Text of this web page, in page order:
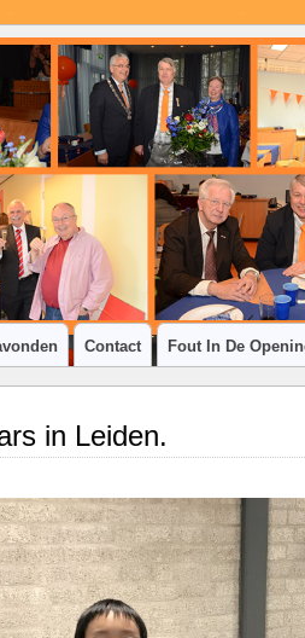
Contact Fout In De
in Leiden.